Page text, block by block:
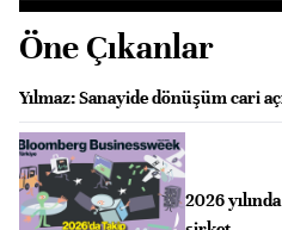
Öne Çıkanlar
Yılmaz: Sanayide dönüşüm cari
2026